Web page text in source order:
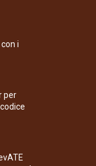
i
per